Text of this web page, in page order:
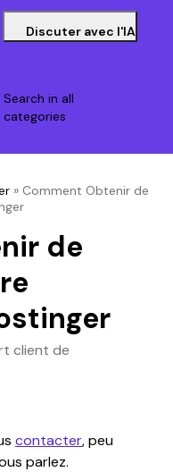
Discuter avec l'IA
Search in all
categories
» Comment Obtenir de
de
client de
contacter, peu
parlez.